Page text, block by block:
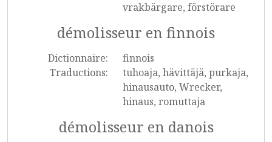
vrakbärgare, förstörare
démolisseur en finnois
Dictionnaire:
finnois
Traductions:
tuhoaja, hävittäjä, purkaja,
hinausauto, Wrecker,
hinaus, romuttaja
démolisseur en danois